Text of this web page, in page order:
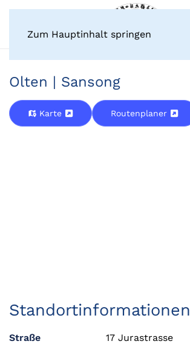
Zum Hauptinhalt springen
Olten | Sansong
Karte Routenplaner
Standortinformationen
Straße 17 Jurastrasse